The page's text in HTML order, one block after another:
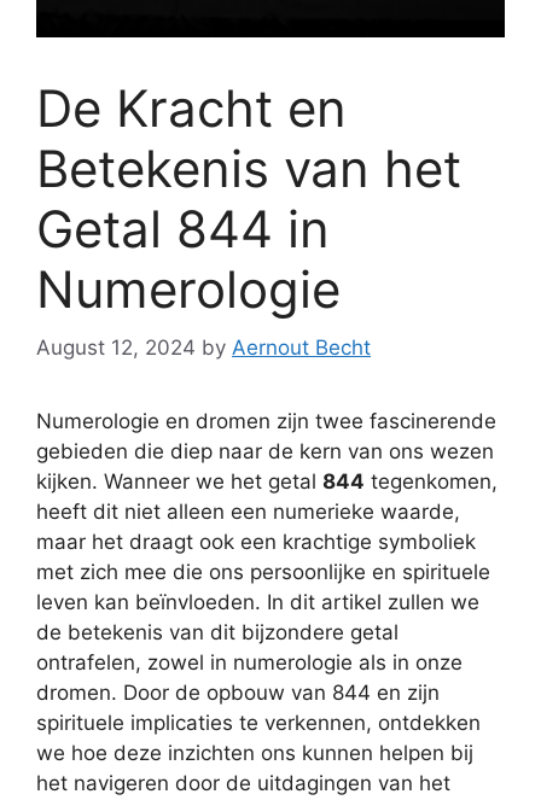
De Kracht en
Betekenis van het
Getal 844 in
Numerologie
August 12, 2024 by Aernout Becht
Numerologie en dromen zijn twee fascinerende
gebieden die diep naar de kern van ons wezen
kijken. Wanneer we het getal 844 tegenkomen,
heeft dit niet alleen een numerieke waarde,
maar het draagt ook een krachtige symboliek
met zich mee die ons persoonlijke en spirituele
leven kan beïnvloeden. In dit artikel zullen we
de betekenis van dit bijzondere getal
ontrafelen, zowel in numerologie als in onze
dromen. Door de opbouw van 844 en zijn
spirituele implicaties te verkennen, ontdekken
we hoe deze inzichten ons kunnen helpen bij
het navigeren door de uitdagingen van het